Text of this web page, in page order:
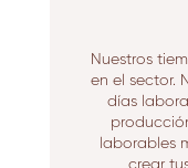
Nuestros
en el sector.
días
laborables